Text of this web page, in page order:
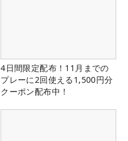
4日間限定配布！11月までの
プレーに2回使える1,500円分
クーポン配布中！